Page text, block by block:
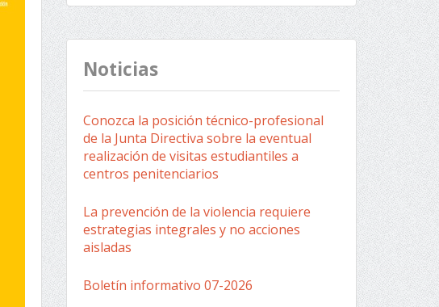
Noticias
Conozca la posición técnico-profesional
de la Junta Directiva sobre la eventual
realización de visitas estudiantiles a
centros penitenciarios
La prevención de la violencia requiere
estrategias integrales y no acciones
aisladas
Boletín informativo 07-2026